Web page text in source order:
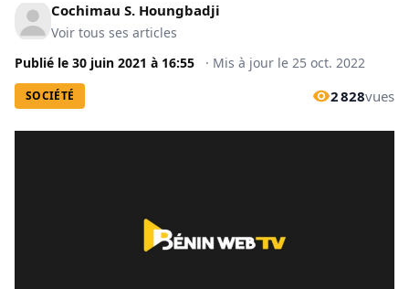
Cochimau S. Houngbadji
Voir tous ses articles
Publié le 30 juin 2021 à 16:55 · Mis à jour le 25 oct. 2022
SOCIÉTÉ 2 828vues